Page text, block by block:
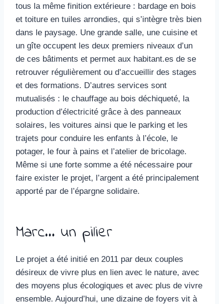
tous la même finition extérieure : bardage en bois
et toiture en tuiles arrondies, qui s’intègre très bien
dans le paysage. Une grande salle, une cuisine et
un gîte occupent les deux premiers niveaux d’un
de ces bâtiments et permet aux habitant.es de se
retrouver régulièrement ou d’accueillir des stages
et des formations. D’autres services sont
mutualisés : le chauffage au bois déchiqueté, la
production d’électricité grâce à des panneaux
solaires, les voitures ainsi que le parking et les
trajets pour conduire les enfants à l’école, le
potager, le four à pains et l’atelier de bricolage.
Même si une forte somme a été nécessaire pour
faire exister le projet, l’argent a été principalement
apporté par de l’épargne solidaire.
Marc… un pilier
Le projet a été initié en 2011 par deux couples
désireux de vivre plus en lien avec le nature, avec
des moyens plus écologiques et avec plus de vivre
ensemble. Aujourd’hui, une dizaine de foyers vit à